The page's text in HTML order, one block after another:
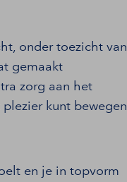
onder toezicht van
gemaakt
zorg aan het
kunt bewegen
en je in topvorm